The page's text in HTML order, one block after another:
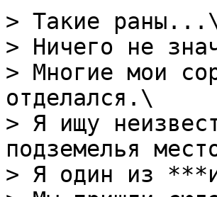
> Такие
> Ничего не
> Многие мои
отделался.\
> Я ищу
подземелья
> Я один из